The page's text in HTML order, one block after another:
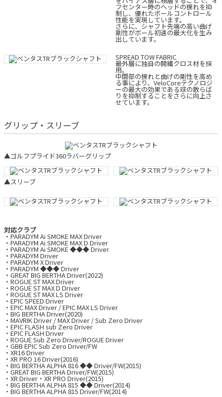
フセンター時のヘッドの捩れを抑
制し、優れたボールコントロール
性能を実現しています。
さらに、シャフト先端の高い曲げ
剛性がボール初速の最大化を生み
出しています。
SPREAD TOW FABRIC
最外層に独自の開繊クロス材を採
用。
中間部の捩れと曲げの剛性を高め
る事により、VeloCoreテクノロジ
ーの最大の効果である球の散らば
りを抑制することをさらに向上さ
せています。
グリップ・スリーブ
▲ゴルフプライド360ラバーグリップ
▲スリーブ
対応クラブ
・PARADYM Ai SMOKE MAX Driver
・PARADYM Ai SMOKE MAX D Driver
・PARADYM Ai SMOKE ◆◆◆ Driver
・PARADYM Driver
・PARADYM X Driver
・PARADYM ◆◆◆ Driver
・GREAT BIG BERTHA Driver(2022)
・ROGUE ST MAX Driver
・ROGUE ST MAX D Driver
・ROGUE ST MAX LS Driver
・EPIC SPEED Driver
・EPIC MAX Driver / EPIC MAX LS Driver
・BIG BERTHA Driver(2020)
・MAVRIK Driver / MAX Driver / Sub Zero Driver
・EPIC FLASH sub Zero Driver
・EPIC FLASH Driver
・ROGUE Sub Zero Driver/ROGUE Driver
・GBB EPIC Sub Zero Driver/FW
・XR16 Driver
・XR PRO 16 Driver(2016)
・BIG BERTHA ALPHA 816 ◆◆ Driver/FW(2015)
・GREAT BIG BERTHA Driver/FW(2015)
・XR Driver・XR PRO Driver(2015)
・BIG BERTHA ALPHA 815 ◆◆ Driver(2014)
・BIG BERTHA ALPHA 815 Driver/FW(2014)